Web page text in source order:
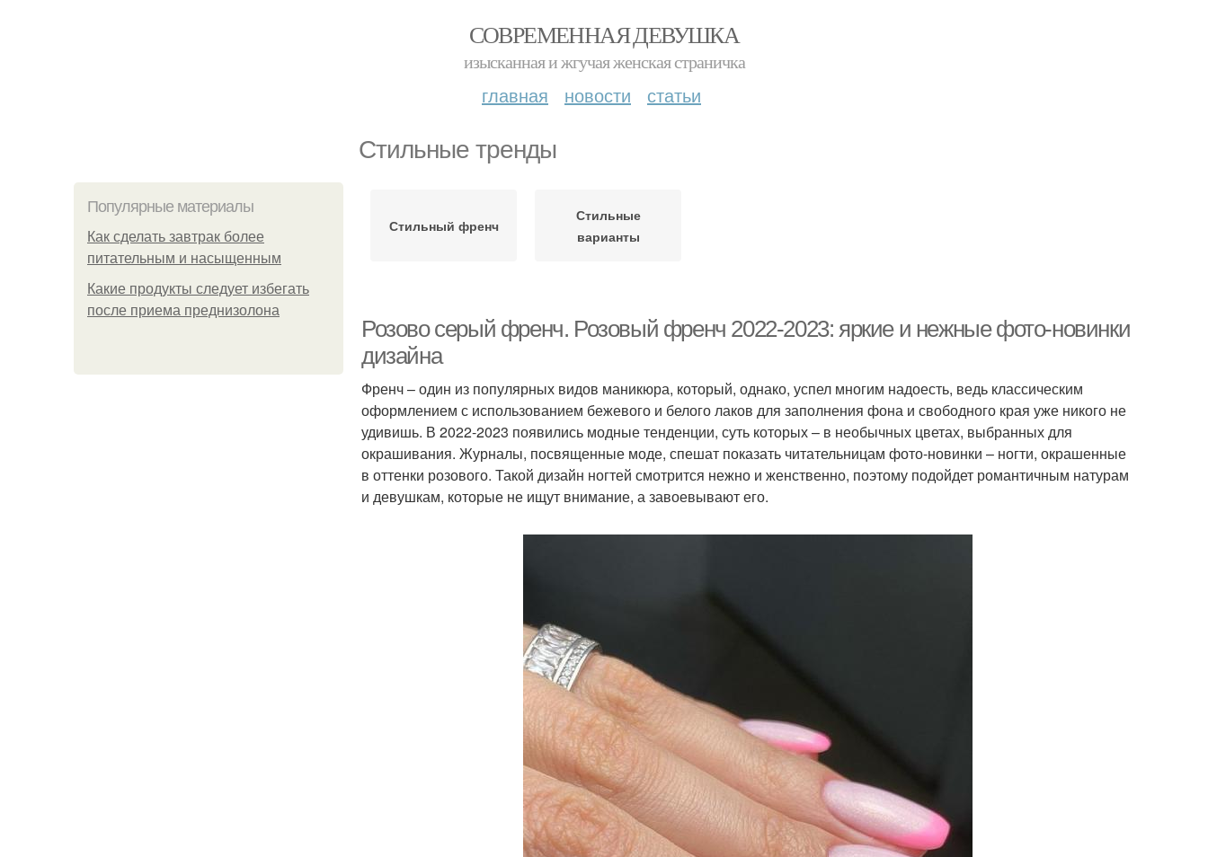
СОВРЕМЕННАЯ ДЕВУШКА
изысканная и жгучая женская страничка
главная новости статьи
Стильные тренды
Популярные материалы
Как сделать завтрак более
питательным и насыщенным
Какие продукты следует избегать
после приема преднизолона
Стильный френч
Стильные
варианты
Розово серый френч. Розовый френч 2022-2023: яркие и нежные фото-новинки
дизайна
Френч – один из популярных видов маникюра, который, однако, успел многим надоесть, ведь классическим
оформлением с использованием бежевого и белого лаков для заполнения фона и свободного края уже никого не
удивишь. В 2022-2023 появились модные тенденции, суть которых – в необычных цветах, выбранных для
окрашивания. Журналы, посвященные моде, спешат показать читательницам фото-новинки – ногти, окрашенные
в оттенки розового. Такой дизайн ногтей смотрится нежно и женственно, поэтому подойдет романтичным натурам
и девушкам, которые не ищут внимание, а завоевывают его.